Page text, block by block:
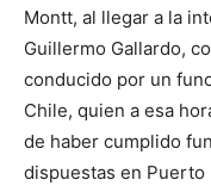
Montt, al llegar a la
Guillermo Gallardo,
conducido por un
Chile, quien a esa
de haber cumplido
dispuestas en